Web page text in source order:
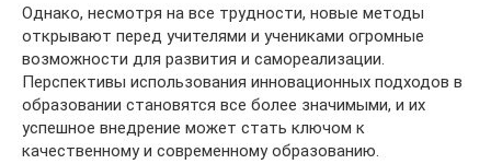
Однако, несмотря на все трудности, новые методы
открывают перед учителями и учениками огромные
возможности для развития и самореализации.
Перспективы использования инновационных подходов в
образовании становятся все более значимыми, и их
успешное внедрение может стать ключом к
качественному и современному образованию.